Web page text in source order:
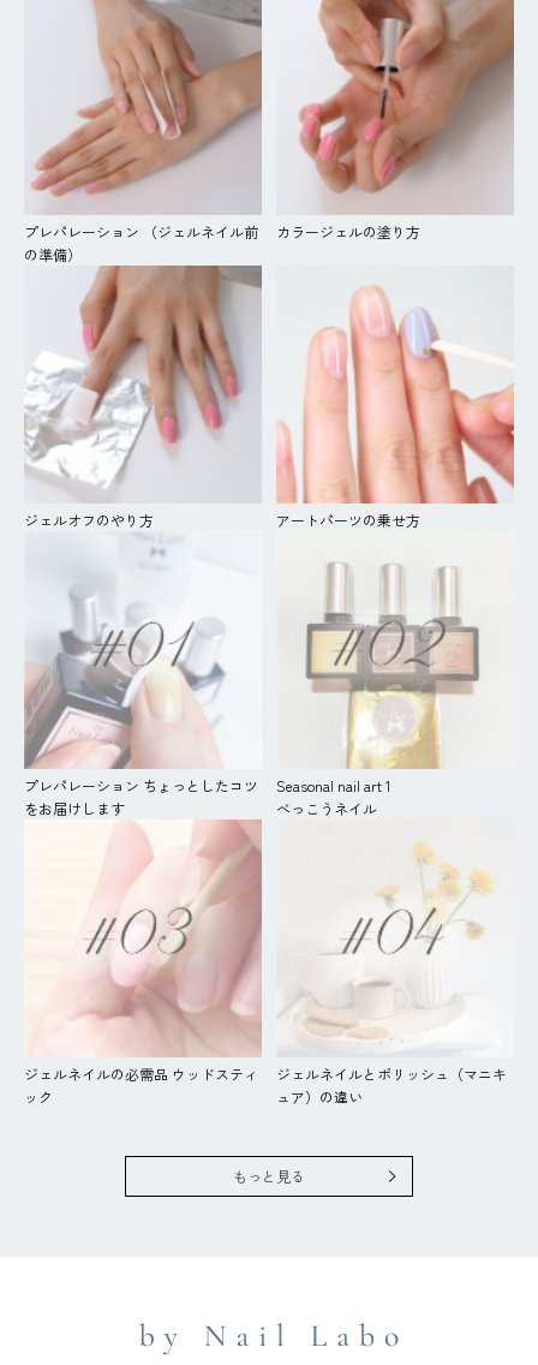
プレパレーション （ジェルネイル前
の準備）
カラージェルの塗り方
ジェルオフのやり方 アートパーツの乗せ方
プレパレーション ちょっとしたコツ
をお届けします
Seasonal nail art 1
べっこうネイル
ジェルネイルの必需品 ウッドスティ
ック
ジェルネイルとポリッシュ（マニキ
ュア）の違い
もっと見る